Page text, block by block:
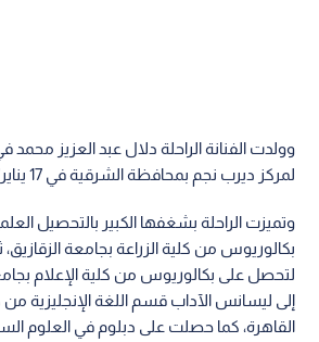
وولدت الفنانة الراحلة دلال عبد العزيز محمد
لمركز ديرب نجم بمحافظة الشرقية في 17 يناير/كانون الثاني 1960.
وتميزت الراحلة بشغفها الكبير بالتحصيل
بكالوريوس من كلية الزراعة بجامعة
لتحصل على بكالوريوس من كلية الإعلام
إلى ليسانس الآداب قسم اللغة الإنجليزية من
القاهرة، كما حصلت على دبلوم في العلوم